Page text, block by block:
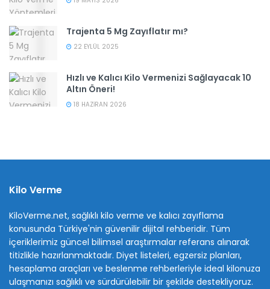
Trajenta 5 Mg Zayıflatır mı?
22 EYLÜL 2025
Hızlı ve Kalıcı Kilo Vermenizi Sağlayacak 10
Altın Öneri!
18 HAZIRAN 2026
Kilo Verme
KiloVerme.net, sağlıklı kilo verme ve kalıcı zayıflama
konusunda Türkiye'nin güvenilir dijital rehberidir. Tüm
içeriklerimiz güncel bilimsel araştırmalar referans alınarak
titizlikle hazırlanmaktadır. Diyet listeleri, egzersiz planları,
hesaplama araçları ve beslenme rehberleriyle ideal kilonuza
ulaşmanızı sağlıklı ve sürdürülebilir bir şekilde destekliyoruz.